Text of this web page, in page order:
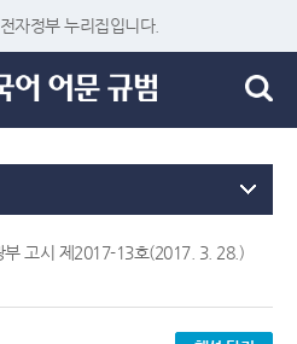
자정부 누리집입니다.
고시 제2017-13호(2017. 3. 28.)